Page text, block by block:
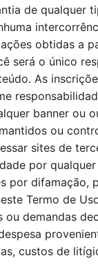
de qualquer
obtidas a
será o único
As
banner ou
ou
sites de
por
por
Termo de
demandas
custos de